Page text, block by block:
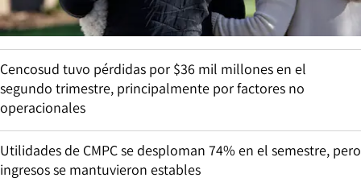
Cencosud tuvo pérdidas por $36 mil millones en el
segundo trimestre, principalmente por factores no
operacionales
Utilidades de CMPC se desploman 74% en el semestre, pero
ingresos se mantuvieron estables